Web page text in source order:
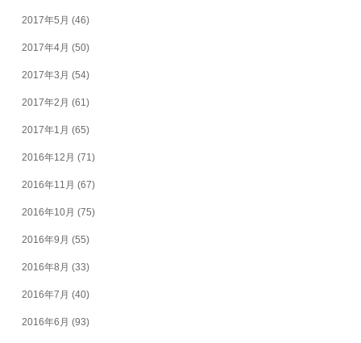
2017年5月 (46)
2017年4月 (50)
2017年3月 (54)
2017年2月 (61)
2017年1月 (65)
2016年12月 (71)
2016年11月 (67)
2016年10月 (75)
2016年9月 (55)
2016年8月 (33)
2016年7月 (40)
2016年6月 (93)